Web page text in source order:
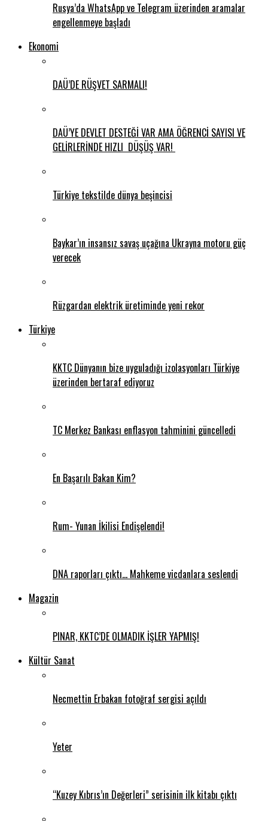
Rusya’da WhatsApp ve Telegram üzerinden aramalar
engellenmeye başladı
Ekonomi
DAÜ’DE RÜŞVET SARMALI!
DAÜ’YE DEVLET DESTEĞİ VAR AMA ÖĞRENCİ SAYISI VE
GELİRLERİNDE HIZLI DÜŞÜŞ VAR!
Türkiye tekstilde dünya beşincisi
Baykar’ın insansız savaş uçağına Ukrayna motoru güç
verecek
Rüzgardan elektrik üretiminde yeni rekor
Türkiye
KKTC Dünyanın bize uyguladığı izolasyonları Türkiye
üzerinden bertaraf ediyoruz
TC Merkez Bankası enflasyon tahminini güncelledi
En Başarılı Bakan Kim?
Rum- Yunan İkilisi Endişelendi!
DNA raporları çıktı… Mahkeme vicdanlara seslendi
Magazin
PINAR, KKTC’DE OLMADIK İŞLER YAPMIŞ!
Kültür Sanat
Necmettin Erbakan fotoğraf sergisi açıldı
Yeter
“Kuzey Kıbrıs’ın Değerleri” serisinin ilk kitabı çıktı